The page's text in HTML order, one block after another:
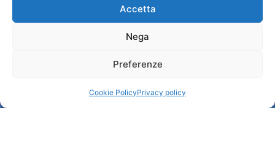
Accetta
Nega
Preferenze
Cookie PolicyPrivacy policy